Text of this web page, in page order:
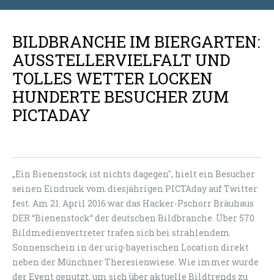
BILDBRANCHE IM BIERGARTEN:
AUSSTELLERVIELFALT UND
TOLLES WETTER LOCKEN
HUNDERTE BESUCHER ZUM
PICTADAY
„Ein Bienenstock ist nichts dagegen", hielt ein Besucher
seinen Eindruck vom diesjährigen PICTAday auf Twitter
fest. Am 21. April 2016 war das Hacker-Pschorr Bräuhaus
DER “Bienenstock“ der deutschen Bildbranche. Über 570
Bildmedienvertreter trafen sich bei strahlendem
Sonnenschein in der urig-bayerischen Location direkt
neben der Münchner Theresienwiese. Wie immer wurde
der Event genutzt, um sich über aktuelle Bildtrends zu